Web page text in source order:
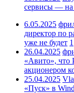
сервисы — на
6.05.2025
директор по
уже не будет 1
26.04.2025
«Авито», что
акционером
25.04.2025
«Пуск» в